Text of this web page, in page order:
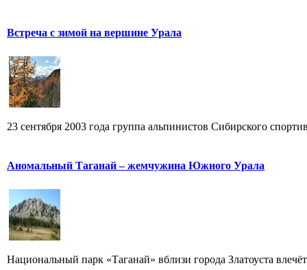
Встреча с зимой на вершине Урала
23 сентября 2003 года группа альпинистов Сибирского
Аномальный Таганай – жемчужина Южного Урала
Национальный парк «Таганай» вблизи города Златоуста